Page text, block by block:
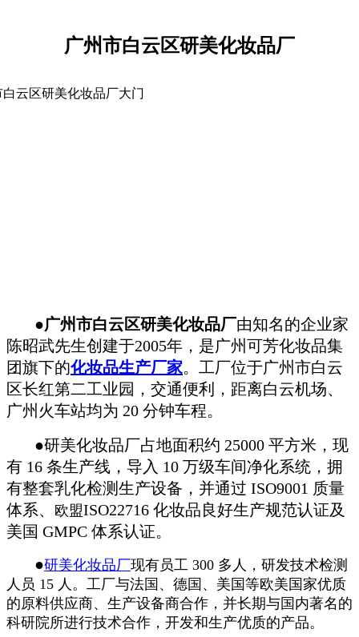
广州市白云区研美化妆品厂
●广州市白云区研美化妆品厂由知名的企业家
陈昭武先生创建于2005年，是广州可芳化妆品集
团旗下的化妆品生产厂家。工厂位于广州市白云
区长红第二工业园，交通便利，距离白云机场、
广州火车站均为 20 分钟车程。
●研美化妆品厂占地面积约 25000 平方米，现
有 16 条生产线，导入 10 万级车间净化系统，拥
有整套乳化检测生产设备，并通过 ISO9001 质量
体系、
欧盟ISO22716 化妆品良好生产规范认证及
美国 GMPC 体系认证。
●研美化妆品厂现有员工 300 多人，研发技术检测
人员 15 人。工厂与法国、德国、美国等欧美国家优质
的原料供应商、生产设备商合作，并长期与国内著名的
科研院所进行技术合作，开发和生产优质的产品。